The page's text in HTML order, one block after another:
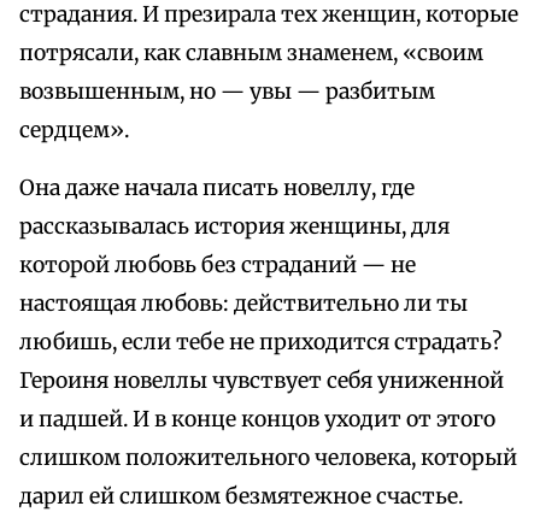
страдания. И презирала тех женщин, которые
потрясали, как славным знаменем, «своим
возвышенным, но — увы — разбитым
сердцем».
Она даже начала писать новеллу, где
рассказывалась история женщины, для
которой любовь без страданий — не
настоящая любовь: действительно ли ты
любишь, если тебе не приходится страдать?
Героиня новеллы чувствует себя униженной
и падшей. И в конце концов уходит от этого
слишком положительного человека, который
дарил ей слишком безмятежное счастье.